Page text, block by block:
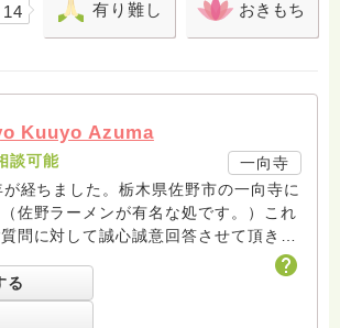
14 有り難し おきもち
Kuuyo Azuma
談可能
一向寺
経ちました。栃木県佐野市の一向寺に
佐野ラーメンが有名な処です。）これ
問に対して誠心誠意回答させて頂きた
まだまだ修行中の身ですので至らぬ点あ
すが共に精進して参りましょうね。お
びに来てください。
る